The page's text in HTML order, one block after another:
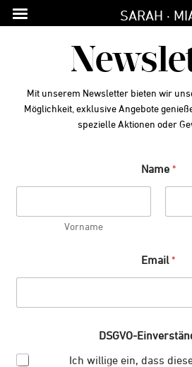
Zur
Hauptnavigation
Zum
Inhalt
Zur
Fußzeile
SARAH ·
Mit unserem Newsletter bieten wir
Möglichkeit, exklusive Angebote
spezielle Aktionen oder
Name *
Vorname
Email*
DSGVO-
Ich willige ein, dass